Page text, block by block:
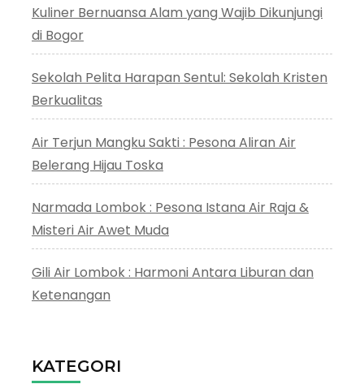
Kuliner Bernuansa Alam yang Wajib Dikunjungi
di Bogor
Sekolah Pelita Harapan Sentul: Sekolah Kristen
Berkualitas
Air Terjun Mangku Sakti : Pesona Aliran Air
Belerang Hijau Toska
Narmada Lombok : Pesona Istana Air Raja &
Misteri Air Awet Muda
Gili Air Lombok : Harmoni Antara Liburan dan
Ketenangan
KATEGORI